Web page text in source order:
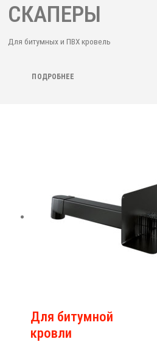
СКАПЕРЫ
Для битумных и ПВХ кровель
ПОДРОБНЕЕ
Для битумной
кровли